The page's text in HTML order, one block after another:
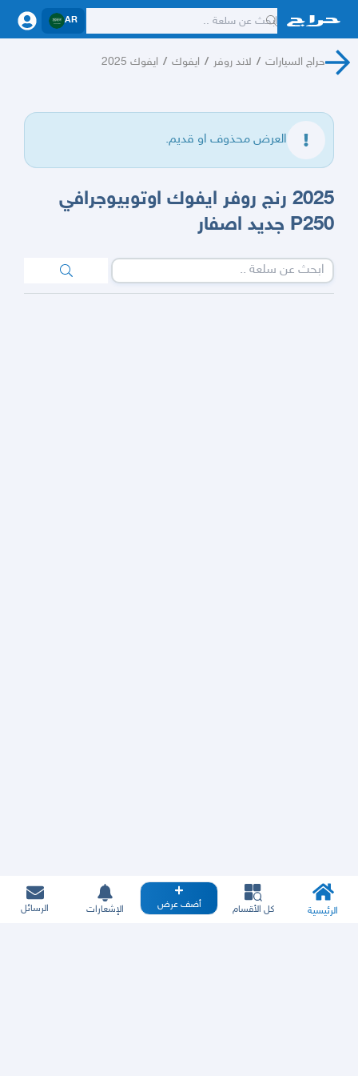
AR
حراج السيارات / لاند روفر / ايفوك / ايفوك 2025
العرض محذوف او قديم.
2025 رنج روفر ايفوك اوتوبيوجرافي
P250 جديد اصفار
الرئيسية كل الأقسام أضف عرض الإشعارات الرسائل